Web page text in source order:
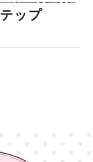
ップ